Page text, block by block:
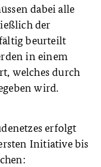
dabei alle
der
beurteilt
in einem
welches durch
wird.
erfolgt
Initiative bis